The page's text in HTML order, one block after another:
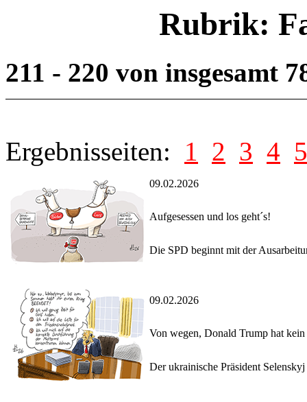
Rubrik:
211 - 220 von insgesamt
Ergebnisseiten: 1 2 3 4 5
09.02.2026
Aufgesessen und los geht´s!
Die SPD beginnt mit der
09.02.2026
Von wegen, Donald Trump hat
Der ukrainische Präsident